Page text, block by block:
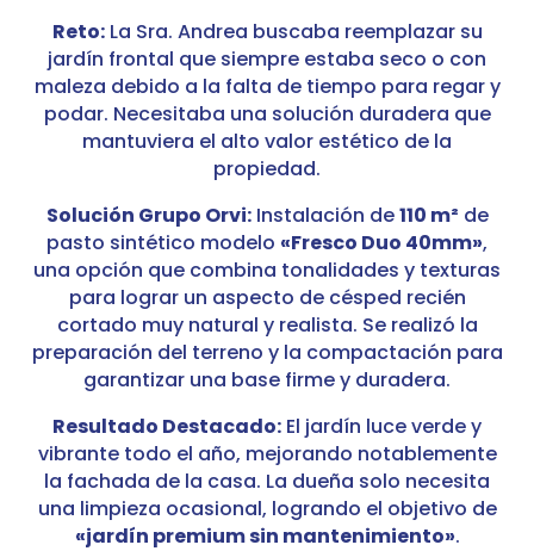
Reto:La Sra. Andrea buscaba reemplazar su
jardín frontal que siempre estaba seco o con
maleza debido a la falta de tiempo para regar y
podar. Necesitaba una solución duradera que
mantuviera el alto valor estético de la
propiedad.
Solución Grupo Orvi:Instalación de110 m² de
pasto sintético modelo «Fresco Duo 40mm»,
una opción que combina tonalidades y texturas
para lograr un aspecto de césped recién
cortado muy natural y realista. Se realizó la
preparación del terreno y la compactación para
garantizar una base firme y duradera.
Resultado Destacado: El jardín luce verde y
vibrante todo el año, mejorando notablemente
la fachada de la casa. La dueña solo necesita
una limpieza ocasional, logrando el objetivo de
«jardín premium sin mantenimiento».